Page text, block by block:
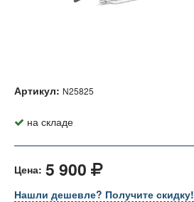
Артикул: N25825
на складе
Цена: 5 900
Нашли дешевле? Получите скидку!